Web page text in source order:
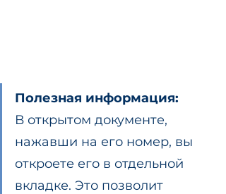
Полезная информация:
В открытом документе,
нажавши на его номер, вы
откроете его в отдельной
вкладке. Это позволит